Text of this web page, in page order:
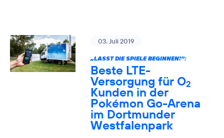
03. Juli 2019
„LASST DIE SPIELE BEGINNEN!“:
Beste LTE-
Versorgung für O2
Kunden in der
Pokémon Go-Arena
im Dortmunder
Westfalenpark